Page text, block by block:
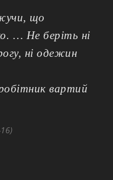
що
… Не беріть ні
ні одежин
вартий